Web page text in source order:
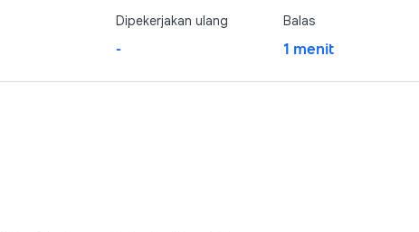
Dipekerjakan ulang
-
Balas
1 menit